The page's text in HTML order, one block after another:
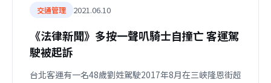
交通管理 2021.06.10
《法律新聞》多按一聲叭騎士自撞亡 客運駕
駛被起訴
台北客運有一名48歲劉姓駕駛2017年8月在三峽隆恩街超